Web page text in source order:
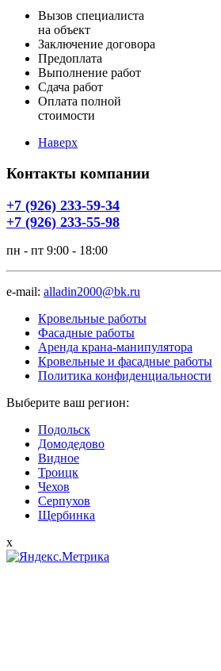
Вызов специалиста
на объект
Заключение договора
Предоплата
Выполнение работ
Сдача работ
Оплата полной
стоимости
Наверх
Контакты компании
+7 (926) 233-59-34
+7 (926) 233-55-98
пн - пт 9:00 - 18:00
e-mail: alladin2000@bk.ru
Кровельные работы
Фасадные работы
Аренда крана-манипулятора
Кровельные и фасадные работы
Политика конфиденциальности
Выберите ваш регион:
Подольск
Домодедово
Видное
Троицк
Чехов
Серпухов
Щербинка
x